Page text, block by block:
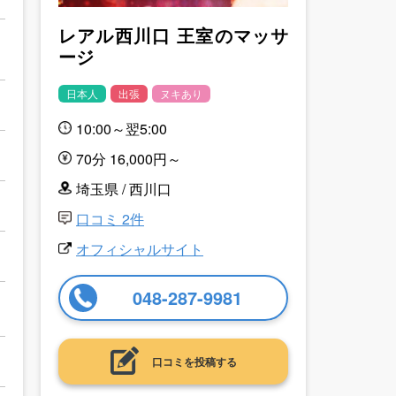
レアル西川口 王室のマッサ
ージ
日本人 出張 ヌキあり
10:00～翌5:00
70分 16,000円～
埼玉県 / 西川口
口コミ 2件
オフィシャルサイト
048-287-9981
口コミを投稿する